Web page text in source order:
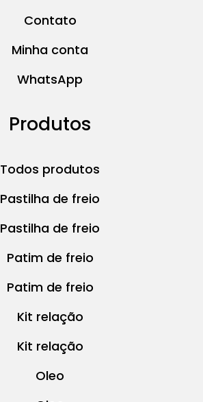
Contato
Minha conta
WhatsApp
Produtos
Todos produtos
Pastilha de freio
Pastilha de freio
Patim de freio
Patim de freio
Kit relação
Kit relação
Oleo